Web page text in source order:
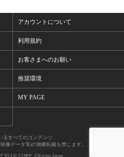
アカウントについて
利用規約
お客さまへのお願い
推奨環境
MY PAGE
るすべてのコンテンツ
像データ等)の無断転載を禁じます。
PLUS CORP. ©Excite Japan